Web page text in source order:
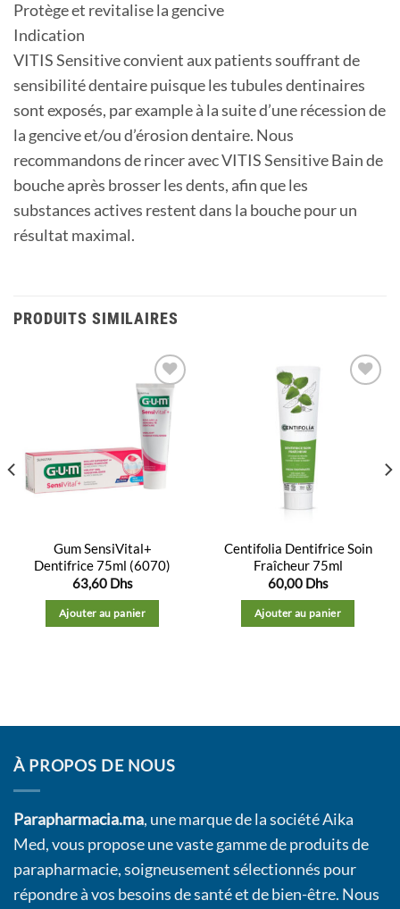
Protège et revitalise la gencive
Indication
VITIS Sensitive convient aux patients souffrant de
sensibilité dentaire puisque les tubules dentinaires
sont exposés, par example à la suite d’une récession de
la gencive et/ou d’érosion dentaire. Nous
recommandons de rincer avec VITIS Sensitive Bain de
bouche après brosser les dents, afin que les
substances actives restent dans la bouche pour un
résultat maximal.
PRODUITS SIMILAIRES
Ajouter
liste
d’envies
Gum SensiVital+
Dentifrice 75ml (6070)
63,60 Dhs
Ajouter au panier
Centifolia Dentifrice Soin
Fraîcheur 75ml
60,00 Dhs
Ajouter au panier
À PROPOS DE NOUS
Parapharmacia.ma, une marque de la société Aika
Med, vous propose une vaste gamme de produits de
parapharmacie, soigneusement sélectionnés pour
répondre à vos besoins de santé et de bien-être. Nous